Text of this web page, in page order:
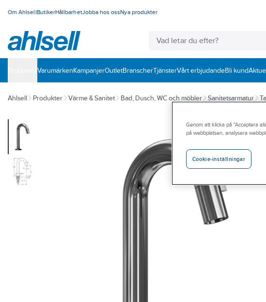
Om AhlsellButikerHållbarhetJobba hos ossNya produkter
VarumärkenKampanjerOutletBranscherTjänsterVårt erbjudandeBli kund
Ahlsell Produkter Värme & Sanitet Bad, Dusch, WC och möbler Sanitetsarmatur
Genom att klicka på "Acceptera
på webbplatsen, analysera
Cookie-inställningar